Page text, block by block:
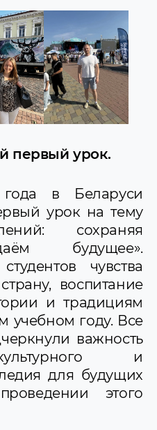
первый урок.
в Беларуси
урок на тему
сохраняя
будущее».
чувства
воспитание
и традициям
учебном году. Все
важность
и
для будущих
этого